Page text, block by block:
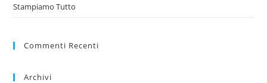
Stampiamo Tutto
Commenti Recenti
Archivi